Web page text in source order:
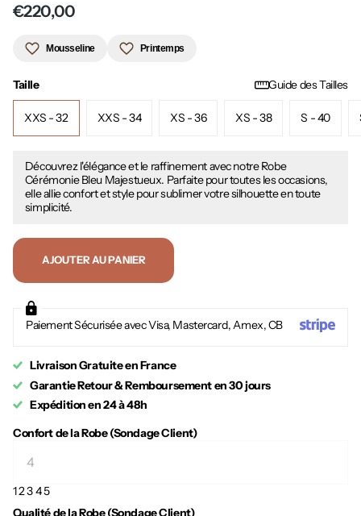
€220,00
Mousseline Printemps
Taille Guide des Tailles
XXS - 32 XXS - 34 XS - 36 XS - 38 S - 40
Découvrez l'élégance et le raffinement avec notre Robe
Cérémonie Bleu Majestueux. Parfaite pour toutes les occasions,
elle allie confort et style pour sublimer votre silhouette en toute
simplicité.
AJOUTER AU PANIER
Paiement Sécurisée avec Visa, Mastercard, Amex, CB
Livraison Gratuite en France
Garantie Retour & Remboursement en 30 jours
Expédition en 24 à 48h
Confort de la Robe (Sondage Client)
12345
Qualité de la Robe (Sondage Client)